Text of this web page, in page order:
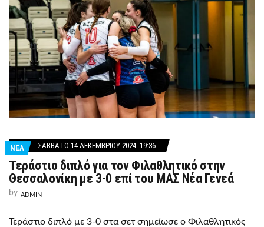
ΝΕΑ ΣΆΒΒΑΤΟ 14 ΔΕΚΕΜΒΡΊΟΥ 2024 -19:36
Τεράστιο διπλό για τον Φιλαθλητικό στην
Θεσσαλονίκη με 3-0 επί του ΜΑΣ Νέα Γενεά
by ADMIN
Τεράστιο διπλό με 3-0 στα σετ σημείωσε ο Φιλαθλητικός